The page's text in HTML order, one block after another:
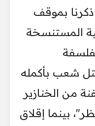
ذكرنا بموقف
المستنسخة
شعب بأكمله
من الخنازير
بينما إقلاق